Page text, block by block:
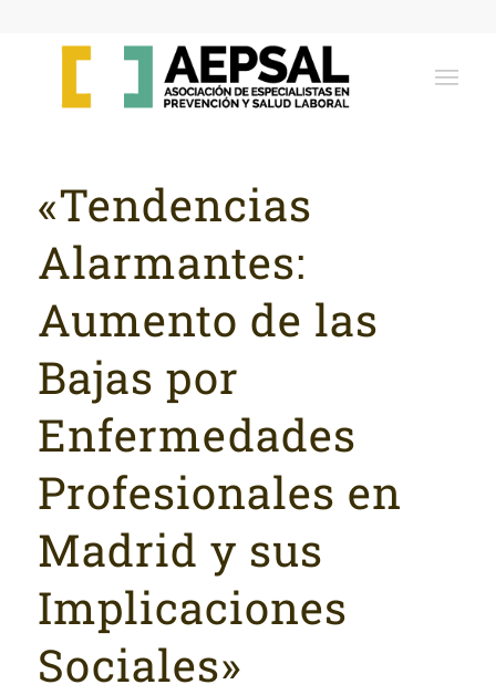
«Tendencias
Alarmantes:
Aumento de las
Bajas por
Enfermedades
Profesionales en
Madrid y sus
Implicaciones
Sociales»